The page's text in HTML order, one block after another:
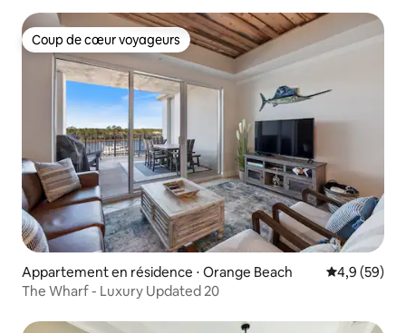
Coup de cœur voyageurs
Coup de cœur voyageurs
Appartement en résidence ⋅ Orange Beach Évaluation
4,9 (59)
The Wharf - Luxury Updated 20